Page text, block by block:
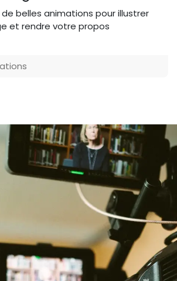
belles animations pour illustrer
et rendre votre propos